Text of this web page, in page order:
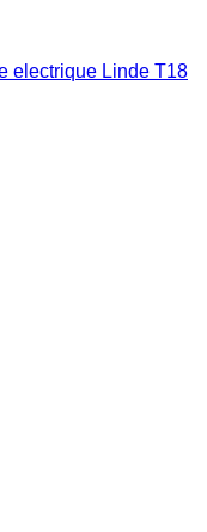
electrique Linde T18